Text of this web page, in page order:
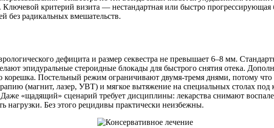
критерий визита — нестандартная или быстро
без радикальных вмешательств.
дефицита и размер секвестра не превышает 6–8 мм.
эпидуральные стероидные блокады для быстрого снятия отека.
Постельный режим ограничивают двумя-тремя днями, потому что
(магнит, лазер, УВТ) и мягкое вытяжение на специальных столах
«щадящий» сценарий требует дисциплины: лекарства снимают
нагрузки. Без этого рецидивы практически неизбежны.